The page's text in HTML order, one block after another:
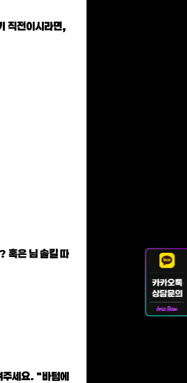
직전이시라면,
혹은 님 솔킬 따
주세요. "바텀에